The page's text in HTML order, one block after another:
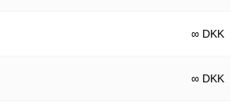
∞ DKK
∞ DKK